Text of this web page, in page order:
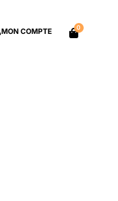
MON COMPTE 0